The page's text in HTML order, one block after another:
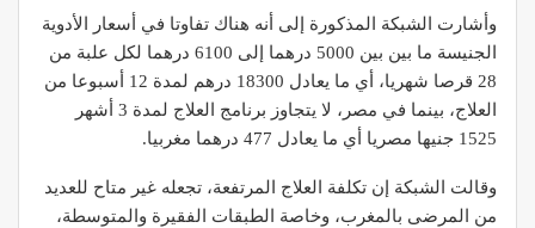
وأشارت الشبكة المذكورة إلى أنه هناك تفاوتا في أسعار الأدوية
الجنيسة ما بين بين 5000 درهما إلى 6100 درهما لكل علبة من
28 قرصا شهريا، أي ما يعادل 18300 درهم لمدة 12 أسبوعا من
العلاج، بينما في مصر، لا يتجاوز برنامج العلاج لمدة 3 أشهر
1525 جنيها مصريا أي ما يعادل 477 درهما مغربيا.
وقالت الشبكة إن تكلفة العلاج المرتفعة، تجعله غير متاح للعديد
من المرضى بالمغرب، وخاصة الطبقات الفقيرة والمتوسطة،